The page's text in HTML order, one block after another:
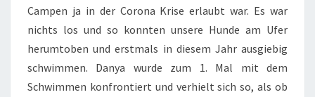
Campen ja in der Corona Krise erlaubt war. Es war
nichts los und so konnten unsere Hunde am Ufer
herumtoben und erstmals in diesem Jahr ausgiebig
schwimmen. Danya wurde zum 1. Mal mit dem
Schwimmen konfrontiert und verhielt sich so, als ob